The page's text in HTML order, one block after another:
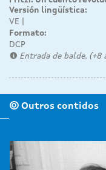
Versión lingüística:
VE
Formato:
DCP
Entrada de balde. (+8
Outros contidos